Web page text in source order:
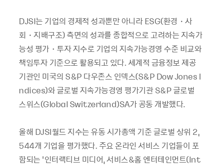
DJSI는 기업의 경제적 성과뿐만 아니라 ESG(환경・사
회・지배구조) 측면의 성과를 종합적으로 고려하는 지속가
능성 평가・투자 지수로 기업의 지속가능경영 수준 비교와
책임투자 기준으로 활용되고 있다. 세계적 금융정보 제공
기관인 미국의 S&P 다우존스 인덱스(S&P Dow Jones I
ndices)와 글로벌 지속가능경영 평가기관 S&P 글로벌
스위스(Global Switzerland)SA가 공동 개발했다.
올해 DJSI월드 지수는 유동 시가총액 기준 글로벌 상위 2,
544개 기업을 평가했다. 주요 온라인 서비스 기업들이 포
함되는 ‘인터랙티브 미디어, 서비스&홈 엔터테인먼트(Int